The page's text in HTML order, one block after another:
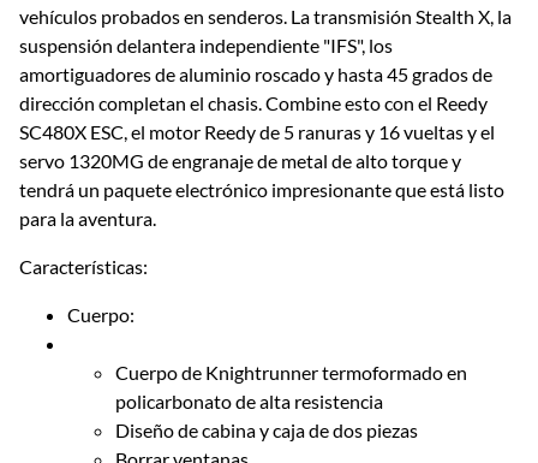
vehículos probados en senderos. La transmisión Stealth X, la
suspensión delantera independiente "IFS", los
amortiguadores de aluminio roscado y hasta 45 grados de
dirección completan el chasis. Combine esto con el Reedy
SC480X ESC, el motor Reedy de 5 ranuras y 16 vueltas y el
servo 1320MG de engranaje de metal de alto torque y
tendrá un paquete electrónico impresionante que está listo
para la aventura.
Características:
Cuerpo:
Cuerpo de Knightrunner termoformado en
policarbonato de alta resistencia
Diseño de cabina y caja de dos piezas